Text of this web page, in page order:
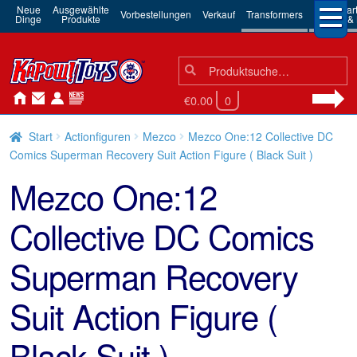
Neue
Dinge
Ausgewählte
Produkte Vorbestellungen Verkauf Transformers 3rd
Robots
Suchen
nach:
Suche
€0.00 0
Start Actionfiguren Mezco
Mezco One:12 Collective DC
Comics Superman Recovery Suit Action Figure ( Black Suit )
Mezco One:12
Collective DC Comics
Superman Recovery
Suit Action Figure (